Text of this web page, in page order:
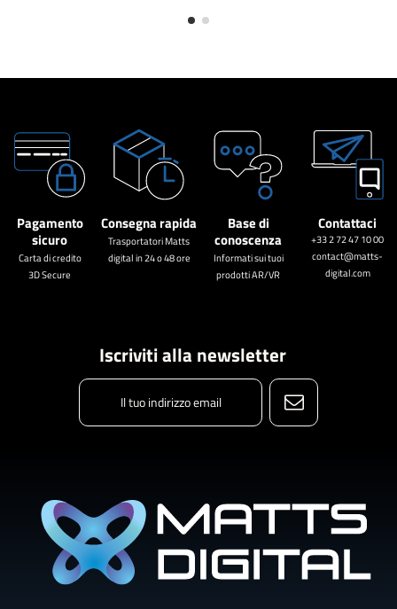
Pagamento
sicuro
Carta di credito
3D Secure
Consegna rapida
Trasportatori Matts
digital in 24 o 48 ore
Base di
conoscenza
Informati sui tuoi
prodotti AR/VR
Contattaci
+33 2 72 47 10 00
contact@matts-
digital.com
Iscriviti alla newsletter